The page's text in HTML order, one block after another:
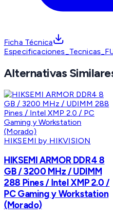
Ficha Técnica
Alternativas
HIKSEMI by HIKVISION
HIKSEMI ARMOR DDR4 8
GB / 3200 MHz / UDIMM
288 Pines / Intel XMP 2.0 /
PC Gaming y Workstation
(Morado)